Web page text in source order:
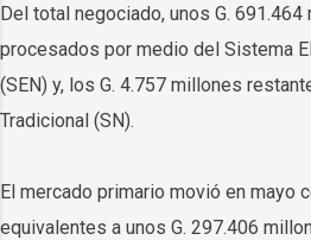
Del total negociado, unos G.
procesados por medio del Sistema
(SEN) y, los G. 4.757 millones
Tradicional (SN).
El mercado primario movió en mayo
equivalentes a unos G. 297.406